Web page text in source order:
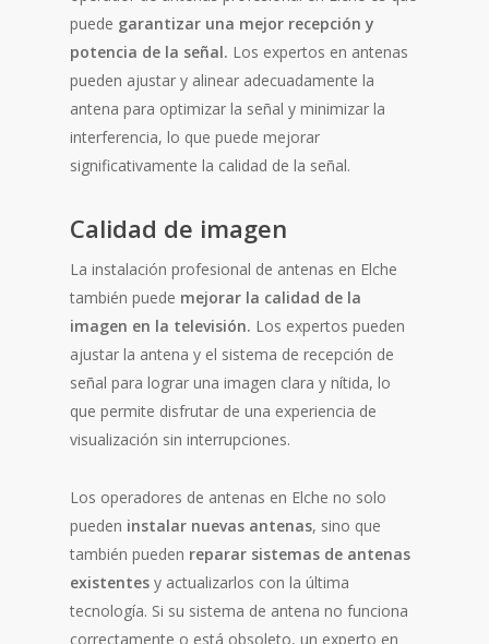
puede garantizar una mejor recepción y
potencia de la señal. Los expertos en antenas
pueden ajustar y alinear adecuadamente la
antena para optimizar la señal y minimizar la
interferencia, lo que puede mejorar
significativamente la calidad de la señal.
Calidad de imagen
La instalación profesional de antenas en Elche
también puede mejorar la calidad de la
imagen en la televisión. Los expertos pueden
ajustar la antena y el sistema de recepción de
señal para lograr una imagen clara y nítida, lo
que permite disfrutar de una experiencia de
visualización sin interrupciones.
Los operadores de antenas en Elche no solo
pueden instalar nuevas antenas, sino que
también pueden reparar sistemas de antenas
existentes y actualizarlos con la última
tecnología. Si su sistema de antena no funciona
correctamente o está obsoleto, un experto en